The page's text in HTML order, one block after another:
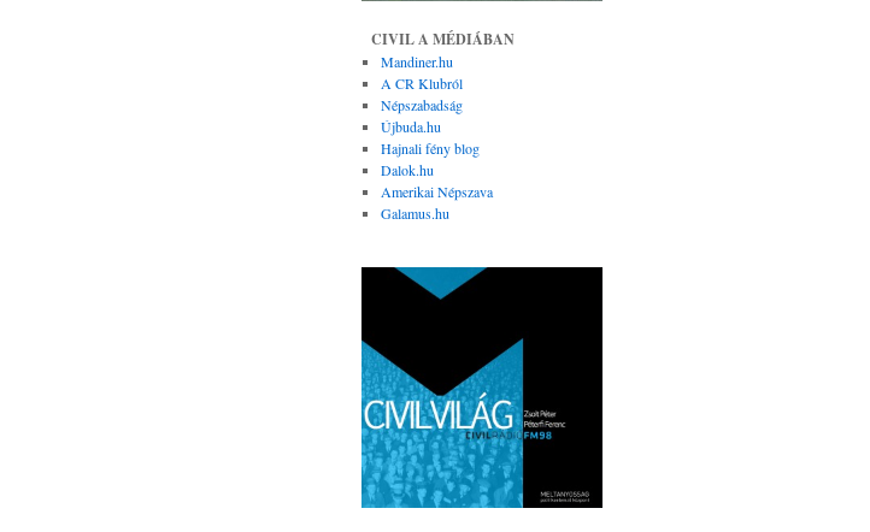
CIVIL A MÉDIÁBAN
Mandiner.hu
A CR Klubról
Népszabadság
Újbuda.hu
Hajnali fény blog
Dalok.hu
Amerikai Népszava
Galamus.hu